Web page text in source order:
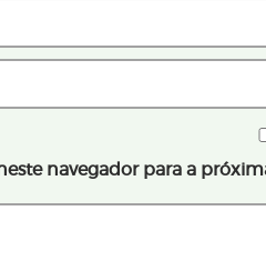
navegador para a